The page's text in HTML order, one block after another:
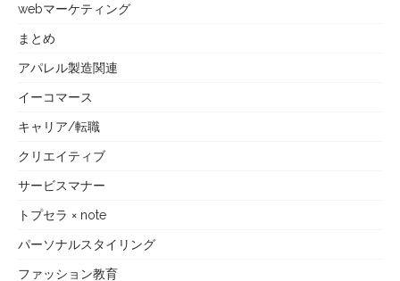
webマーケティング
まとめ
アパレル製造関連
イーコマース
キャリア/転職
クリエイティブ
サービスマナー
トプセラ × note
パーソナルスタイリング
ファッション教育